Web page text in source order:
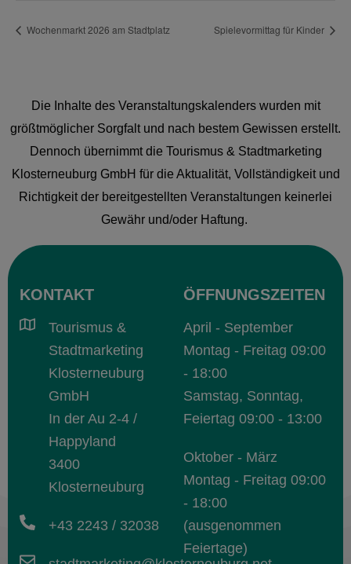
Wochenmarkt 2026 am Stadtplatz Spielevormittag für Kinder
Die Inhalte des Veranstaltungskalenders wurden mit
größtmöglicher Sorgfalt und nach bestem Gewissen erstellt.
Dennoch übernimmt die Tourismus & Stadtmarketing
Klosterneuburg GmbH für die Aktualität, Vollständigkeit und
Richtigkeit der bereitgestellten Veranstaltungen keinerlei
Gewähr und/oder Haftung.
KONTAKT
Tourismus &
Stadtmarketing
Klosterneuburg
GmbH
In der Au 2-4 /
Happyland
3400
Klosterneuburg
+43 2243 / 32038
ÖFFNUNGSZEITEN
April - September
Montag - Freitag 09:00
- 18:00
Samstag, Sonntag,
Feiertag 09:00 - 13:00
Oktober - März
Montag - Freitag 09:00
- 18:00
(ausgenommen
Feiertage)